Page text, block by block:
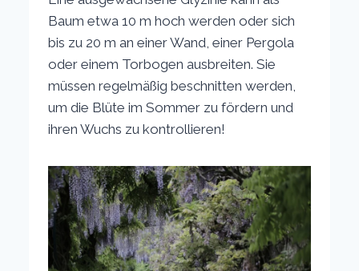
Baum etwa 10 m hoch werden oder sich
bis zu 20 m an einer Wand, einer Pergola
oder einem Torbogen ausbreiten. Sie
müssen regelmäßig beschnitten werden,
um die Blüte im Sommer zu fördern und
ihren Wuchs zu kontrollieren!